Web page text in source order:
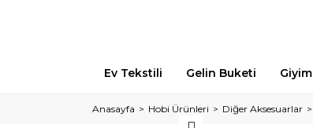
Ev Tekstili Gelin Buketi Giyim
Anasayfa Hobi Ürünleri Diğer Aksesuarlar